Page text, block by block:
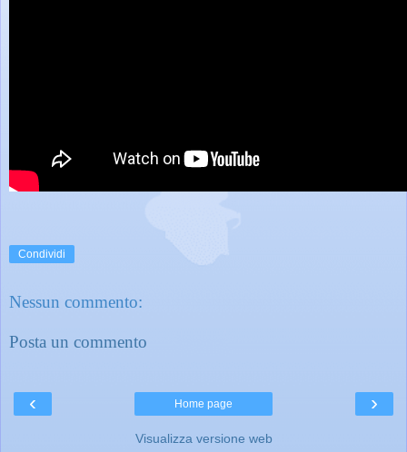
Condividi
Nessun commento:
Posta un commento
‹ ›
Home page
Visualizza versione web